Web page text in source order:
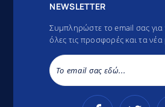
NEWSLETTER
Συμπληρώστε το email σας
όλες τις προσφορές και τα
Το email σας εδώ...